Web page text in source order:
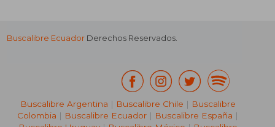
Buscalibre Ecuador Derechos Reservados.
Buscalibre Argentina | Buscalibre Chile | Buscalibre
Colombia | Buscalibre Ecuador | Buscalibre España |